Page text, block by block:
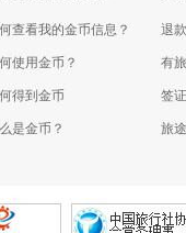
查看我的金币信息？
使用金币？
得到金币
是金币？
退
有
签
旅